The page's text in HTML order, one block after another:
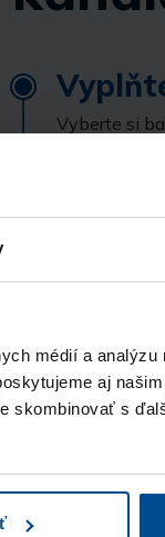
médií a
aj
skombinovať s
Vyberte si
vám príde
V krátkom
objednávky
záujem o
následne